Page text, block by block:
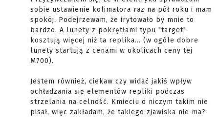
sobie ustawienie kolimatora raz na pół roku i mam
spokój. Podejrzewam, że irytowało by mnie to
bardzo. A lunety z pokrętłami typu "target"
kosztują więcej niż ta replika... (w ogóle dobre
lunety startują z cenami w okolicach ceny tej
M700).
Jestem również, ciekaw czy widać jakiś wpływ
ochładzania się elementów repliki podczas
strzelania na celność. Kmieciu o niczym takim nie
pisał, więc zakładam, że takiego zjawiska nie ma?